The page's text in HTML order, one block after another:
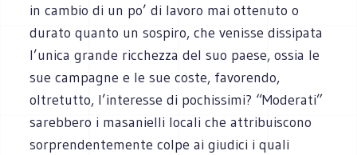
in cambio di un po’ di lavoro mai ottenuto o
durato quanto un sospiro, che venisse dissipata
l’unica grande ricchezza del suo paese, ossia le
sue campagne e le sue coste, favorendo,
oltretutto, l’interesse di pochissimi? “Moderati”
sarebbero i masanielli locali che attribuiscono
sorprendentemente colpe ai giudici i quali